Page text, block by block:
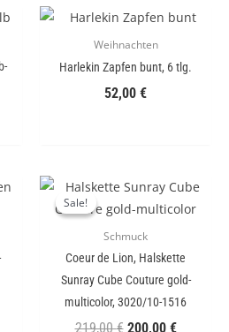
Weihnachten
Harlekin Zapfen bunt, 6 tlg.
52,00 €
€.
Sale!
Sale!
Schmuck
Coeur de Lion, Halskette
Sunray Cube Couture gold-
multicolor, 3020/10-1516
219,00€
Ursprünglicher
Preis
war:
219,00 €
200,00 €
Aktueller
Preis
ist: